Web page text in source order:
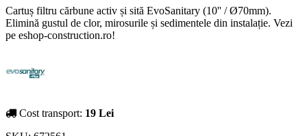
Cartuș filtru cărbune activ și sită EvoSanitary (10'' / Ø70mm).
Elimină gustul de clor, mirosurile și sedimentele din instalație. Vezi
pe eshop-construction.ro!
Cost transport: 19 Lei